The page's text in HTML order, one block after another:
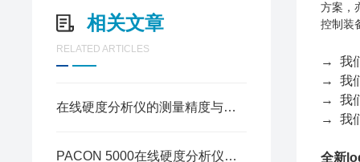
相关文章
RELATED ARTICLES
在线硬度分析仪的测量精度与影响因素
PACON 5000在线硬度分析仪出现“SERVICE”提示怎么办？
方案，
控制装
→ 我
→ 我
→ 我
→ 我
全新